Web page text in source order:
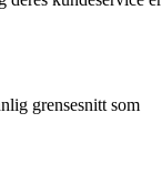
grensesnitt som